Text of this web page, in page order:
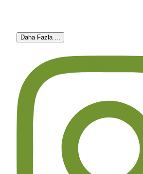
Daha Fazla ...